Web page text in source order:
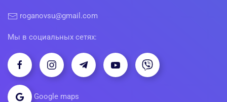
roganovsu@gmail.com
Мы в социальных сетях:
Google maps